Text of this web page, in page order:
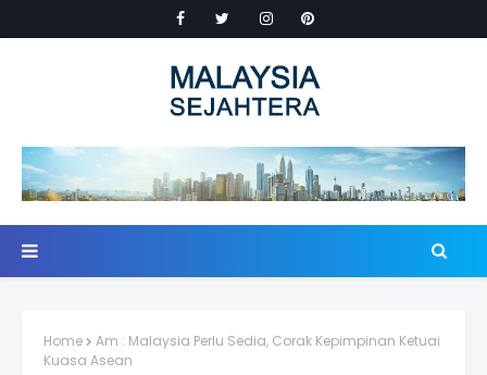
Home
Am : Malaysia Perlu Sedia, Corak Kepimpinan Ketuai
Kuasa Asean